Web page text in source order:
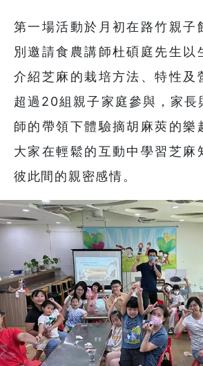
第一場活動於月初在路竹親子
別邀請食農講師杜碩庭先生以
介紹芝麻的栽培方法、特性及
超過20組親子家庭參與，家長
師的帶領下體驗摘胡麻莢的樂
大家在輕鬆的互動中學習芝麻
彼此間的親密感情。